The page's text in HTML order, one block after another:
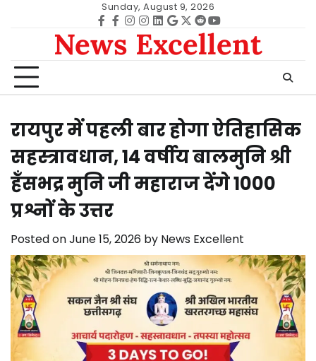
Sunday, August 9, 2026
Facebook
facebook
Instagram
instagram
Linkedin
google
Twitter
redditYoutube
News Excellent
रायपुर में पहली बार होगा ऐतिहासिक
सहस्त्रावधान, 14 वर्षीय बालमुनि श्री
हँसभद्र मुनि जी महाराज देंगे 1000
प्रश्नों के उत्तर
Posted onJune 15, 2026 by News Excellent